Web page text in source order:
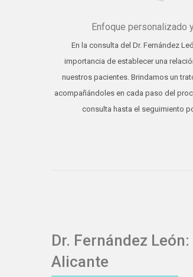
Enfoque personalizado
En la consulta del Dr. Fernández
importancia de establecer una
nuestros pacientes. Brindamos un
acompañándoles en cada paso del
consulta hasta el seguimiento
Dr. Fernández
Alicante